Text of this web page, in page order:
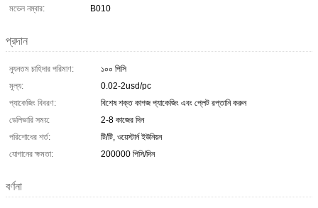
মডেল নম্বার:
B010
প্রদান
ন্যূনতম চাহিদার পরিমাণ:
১০০ পিসি
মূল্য:
0.02-2usd/pc
প্যাকেজিং বিবরণ:
বিশেষ শক্ত কাগজ প্যাকেজিং এবং প্লেট রপ্তানি করুন
ডেলিভারি সময়:
2-8 কাজের দিন
পরিশোধের শর্ত:
টি/টি, ওয়েস্টার্ন ইউনিয়ন
যোগানের ক্ষমতা:
200000 পিসি/দিন
বর্ণনা